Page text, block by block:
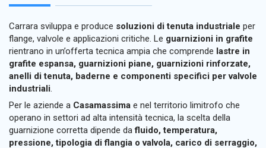
Carrara sviluppa e produce soluzioni di tenuta industriale per
flange, valvole e applicazioni critiche. Le guarnizioni in grafite
rientrano in un’offerta tecnica ampia che comprende lastre in
grafite espansa, guarnizioni piane, guarnizioni rinforzate,
anelli di tenuta, baderne e componenti specifici per valvole
industriali
Per le aziende a Casamassima e nel territorio limitrofo che
operano in settori ad alta intensità tecnica, la scelta della
guarnizione corretta dipende dafluido, temperatura,
pressione, tipologia di flangia o valvola, carico di serraggio,